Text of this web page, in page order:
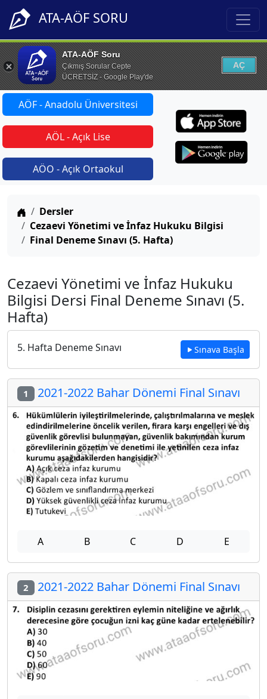
ATA-AÖF SORU
ATA-AÖF Soru
Çıkmış Sorular Cepte
ÜCRETSİZ - Google Play'de
AÇ
AÖF - Anadolu Üniversitesi
AÖL - Açık Lise
AÖO - Açık Ortaokul
Anasayfa
Dersler
Cezaevi Yönetimi ve İnfaz Hukuku Bilgisi
Final Deneme Sınavı (5. Hafta)
Cezaevi Yönetimi ve İnfaz Hukuku
Bilgisi Dersi Final Deneme Sınavı (5.
Hafta)
5. Hafta Deneme Sınavı Sınava Başla
1 2021-2022 Bahar Dönemi Final Sınavı
A B C D E
2 2021-2022 Bahar Dönemi Final Sınavı